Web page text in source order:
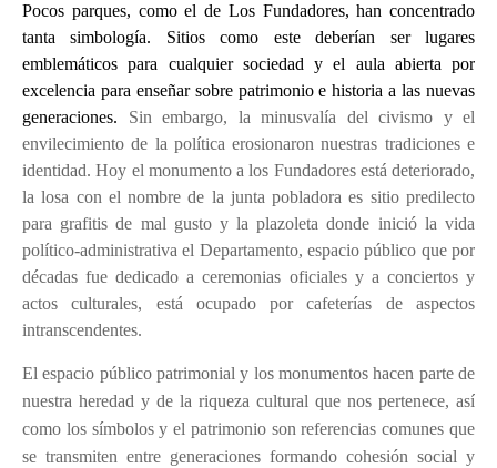
Pocos parques, como el de Los Fundadores, han concentrado
tanta simbología. Sitios como este deberían ser lugares
emblemáticos para cualquier sociedad y el aula abierta por
excelencia para enseñar sobre patrimonio e historia a las nuevas
generaciones. Sin embargo, la minusvalía del civismo y el
envilecimiento de la política erosionaron nuestras tradiciones e
identidad. Hoy el monumento a los Fundadores está deteriorado,
la losa con el nombre de la junta pobladora es sitio predilecto
para grafitis de mal gusto y la plazoleta donde inició la vida
político-administrativa el Departamento, espacio público que por
décadas fue dedicado a ceremonias oficiales y a conciertos y
actos culturales, está ocupado por cafeterías de aspectos
intranscendentes.
El espacio público patrimonial y los monumentos hacen parte de
nuestra heredad y de la riqueza cultural que nos pertenece, así
como los símbolos y el patrimonio son referencias comunes que
se transmiten entre generaciones formando cohesión social y